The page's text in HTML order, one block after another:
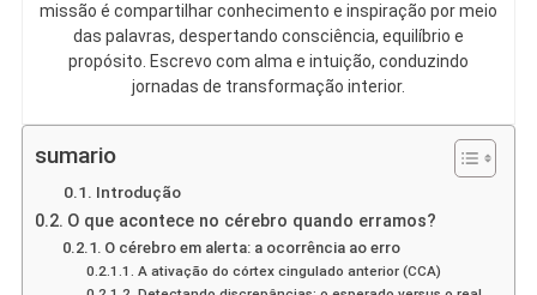
missão é compartilhar conhecimento e inspiração por meio
das palavras, despertando consciência, equilíbrio e
propósito. Escrevo com alma e intuição, conduzindo
jornadas de transformação interior.
sumario
Introdução
O que acontece no cérebro quando erramos?
O cérebro em alerta: a ocorrência ao erro
A ativação do córtex cingulado anterior (CCA)